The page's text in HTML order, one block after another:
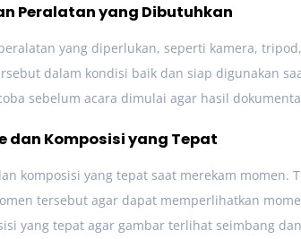
Peralatan yang Dibutuhkan
yang diperlukan, seperti kamera,
dalam kondisi baik dan siap digunakan
sebelum acara dimulai agar hasil
dan Komposisi yang Tepat
komposisi yang tepat saat merekam
tersebut agar dapat memperlihatkan
yang tepat agar gambar terlihat seimbang